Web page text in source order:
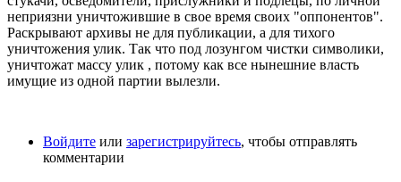
неприязни уничтожившие в свое время своих "оппонентов".
Раскрывают архивы не для публикации, а для тихого
уничтожения улик. Так что под лозунгом чистки символики,
уничтожат массу улик , потому как все нынешние власть
имущие из одной партии вылезли.
Войдите или зарегистрируйтесь, чтобы отправлять
комментарии